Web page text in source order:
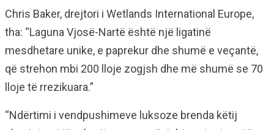
Chris Baker, drejtori i Wetlands International Europe,
tha: “Laguna Vjosë-Nartë është një ligatinë
mesdhetare unike, e paprekur dhe shumë e veçantë,
që strehon mbi 200 lloje zogjsh dhe më shumë se 70
lloje të rrezikuara.”
“Ndërtimi i vendpushimeve luksoze brenda këtij